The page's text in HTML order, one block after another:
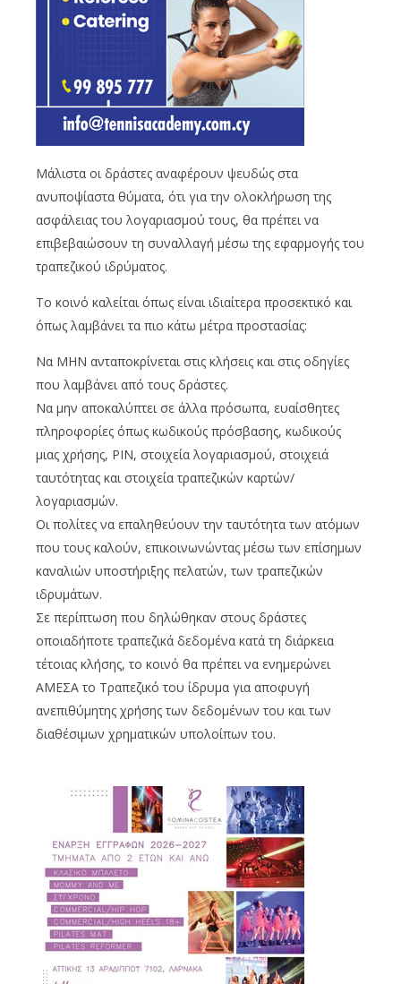
Μάλιστα οι δράστες αναφέρουν ψευδώς στα
ανυποψίαστα θύματα, ότι για την ολοκλήρωση της
ασφάλειας του λογαριασμού τους, θα πρέπει να
επιβεβαιώσουν τη συναλλαγή μέσω της εφαρμογής του
τραπεζικού ιδρύματος.
Το κοινό καλείται όπως είναι ιδιαίτερα προσεκτικό και
όπως λαμβάνει τα πιο κάτω μέτρα προστασίας:
Να ΜΗΝ ανταποκρίνεται στις κλήσεις και στις οδηγίες
που λαμβάνει από τους δράστες.
Να μην αποκαλύπτει σε άλλα πρόσωπα, ευαίσθητες
πληροφορίες όπως κωδικούς πρόσβασης, κωδικούς
μιας χρήσης, PIN, στοιχεία λογαριασμού, στοιχειά
ταυτότητας και στοιχεία τραπεζικών καρτών/
λογαριασμών.
Οι πολίτες να επαληθεύουν την ταυτότητα των ατόμων
που τους καλούν, επικοινωνώντας μέσω των επίσημων
καναλιών υποστήριξης πελατών, των τραπεζικών
ιδρυμάτων.
Σε περίπτωση που δηλώθηκαν στους δράστες
οποιαδήποτε τραπεζικά δεδομένα κατά τη διάρκεια
τέτοιας κλήσης, το κοινό θα πρέπει να ενημερώνει
ΑΜΕΣΑ το Τραπεζικό του ίδρυμα για αποφυγή
ανεπιθύμητης χρήσης των δεδομένων του και των
διαθέσιμων χρηματικών υπολοίπων του.